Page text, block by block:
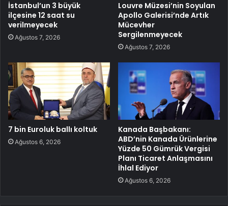
İstanbul’un 3 büyük
ilçesine 12 saat su
verilmeyecek
Ağustos 7, 2026
Louvre Müzesi’nin Soyulan
Apollo Galerisi’nde Artık
Mücevher
Sergilenmeyecek
Ağustos 7, 2026
7 bin Euroluk ballı koltuk
Ağustos 6, 2026
Kanada Başbakanı:
ABD’nin Kanada Ürünlerine
Yüzde 50 Gümrük Vergisi
Planı Ticaret Anlaşmasını
İhlal Ediyor
Ağustos 6, 2026